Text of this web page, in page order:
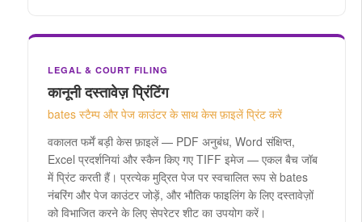
LEGAL & COURT FILING
कानूनी दस्तावेज़ प्रिंटिंग
bates स्टैम्प और पेज काउंटर के साथ केस फ़ाइलें प्रिंट करें
वकालत फर्में बड़ी केस फ़ाइलें — PDF अनुबंध, Word संक्षिप्त,
Excel प्रदर्शनियां और स्कैन किए गए TIFF इमेज — एकल बैच जॉब
में प्रिंट करती हैं। प्रत्येक मुद्रित पेज पर स्वचालित रूप से bates
नंबरिंग और पेज काउंटर जोड़ें, और भौतिक फाइलिंग के लिए दस्तावेज़ों
को विभाजित करने के लिए सेपरेटर शीट का उपयोग करें।